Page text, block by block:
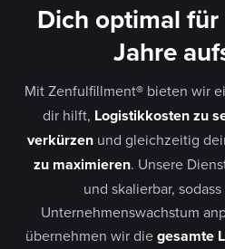
Dich optimal
Jahre
Mit Zenfulfillment®bieten wir
dir hilft, Logistikkosten zu
verkürzen und gleichzeitig
zu maximieren. Unsere
und skalierbar,
Unternehmenswachstum
übernehmen wir diegesamte